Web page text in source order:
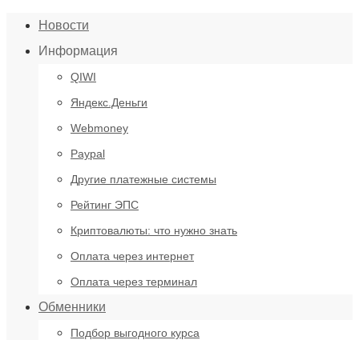
Новости
Информация
QIWI
Яндекс.Деньги
Webmoney
Paypal
Другие платежные системы
Рейтинг ЭПС
Криптовалюты: что нужно знать
Оплата через интернет
Оплата через терминал
Обменники
Подбор выгодного курса